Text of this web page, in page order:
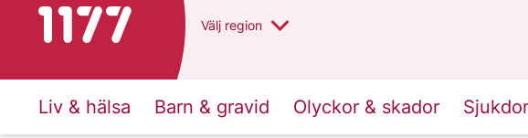
Till startsidan för 1177 Välj region
Liv & hälsa Barn & gravid Olyckor & skador